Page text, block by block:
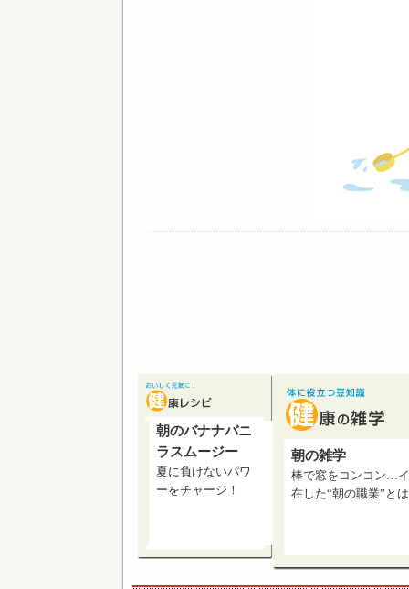
朝のバナナバニ
ラスムージー
夏に負けないパワ
ーをチャージ！
朝の雑学
棒で窓をコンコン…
在した“朝の職業”と